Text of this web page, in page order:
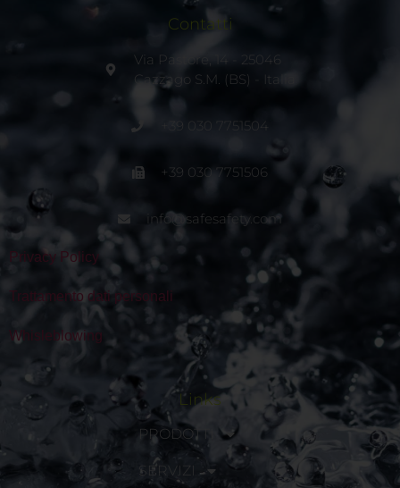
Contatti
Via Pastore, 14 - 25046
Cazzago S.M. (BS) - Italia
+39 030 7751504
+39 030 7751506
info@safesafety.com
Privacy Policy
Trattamento dati personali
Whisleblowing
Links
PRODOTTI
SERVIZI